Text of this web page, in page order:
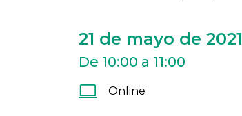
21 de mayo de 2021
De 10:00 a 11:00
Online